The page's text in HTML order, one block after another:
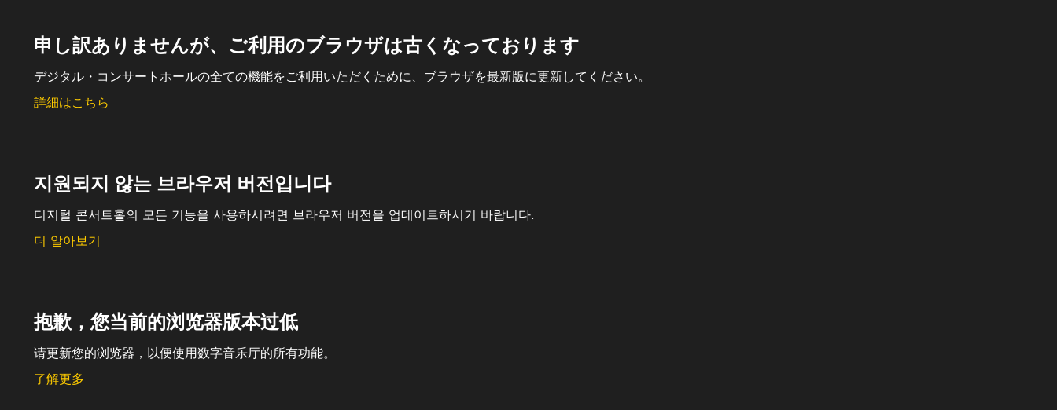
申し訳ありませんが、ご利用のブラウザは古くなっております
デジタル・コンサートホールの全ての機能をご利用いただくために、ブラウザを最新版に更新してください。
詳細はこちら
지원되지 않는 브라우저 버전입니다
디지털 콘서트홀의 모든 기능을 사용하시려면 브라우저 버전을 업데이트하시기 바랍니다.
더 알아보기
抱歉，您当前的浏览器版本过低
请更新您的浏览器，以便使用数字音乐厅的所有功能。
了解更多